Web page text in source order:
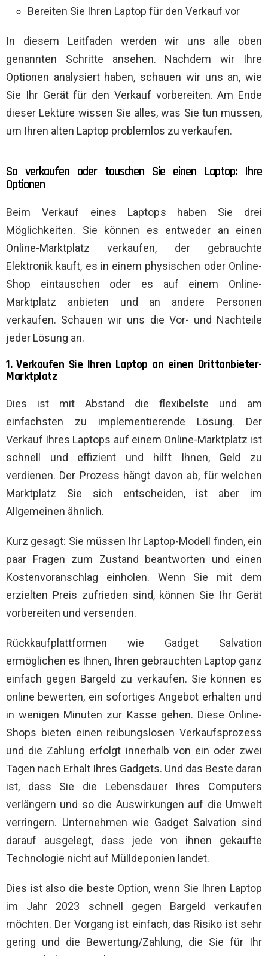
Bereiten Sie Ihren Laptop für den Verkauf vor
In diesem Leitfaden werden wir uns alle oben
genannten Schritte ansehen. Nachdem wir Ihre
Optionen analysiert haben, schauen wir uns an, wie
Sie Ihr Gerät für den Verkauf vorbereiten. Am Ende
dieser Lektüre wissen Sie alles, was Sie tun müssen,
um Ihren alten Laptop problemlos zu verkaufen.
So verkaufen oder tauschen Sie einen Laptop: Ihre
Optionen
Beim Verkauf eines Laptops haben Sie drei
Möglichkeiten. Sie können es entweder an einen
Online-Marktplatz verkaufen, der gebrauchte
Elektronik kauft, es in einem physischen oder Online-
Shop eintauschen oder es auf einem Online-
Marktplatz anbieten und an andere Personen
verkaufen. Schauen wir uns die Vor- und Nachteile
jeder Lösung an.
1. Verkaufen Sie Ihren Laptop an einen Drittanbieter-
Marktplatz
Dies ist mit Abstand die flexibelste und am
einfachsten zu implementierende Lösung. Der
Verkauf Ihres Laptops auf einem Online-Marktplatz ist
schnell und effizient und hilft Ihnen, Geld zu
verdienen. Der Prozess hängt davon ab, für welchen
Marktplatz Sie sich entscheiden, ist aber im
Allgemeinen ähnlich.
Kurz gesagt: Sie müssen Ihr Laptop-Modell finden, ein
paar Fragen zum Zustand beantworten und einen
Kostenvoranschlag einholen. Wenn Sie mit dem
erzielten Preis zufrieden sind, können Sie Ihr Gerät
vorbereiten und versenden.
Rückkaufplattformen wie Gadget Salvation
ermöglichen es Ihnen, Ihren gebrauchten Laptop ganz
einfach gegen Bargeld zu verkaufen. Sie können es
online bewerten, ein sofortiges Angebot erhalten und
in wenigen Minuten zur Kasse gehen. Diese Online-
Shops bieten einen reibungslosen Verkaufsprozess
und die Zahlung erfolgt innerhalb von ein oder zwei
Tagen nach Erhalt Ihres Gadgets. Und das Beste daran
ist, dass Sie die Lebensdauer Ihres Computers
verlängern und so die Auswirkungen auf die Umwelt
verringern. Unternehmen wie Gadget Salvation sind
darauf ausgelegt, dass jede von ihnen gekaufte
Technologie nicht auf Mülldeponien landet.
Dies ist also die beste Option, wenn Sie Ihren Laptop
im Jahr 2023 schnell gegen Bargeld verkaufen
möchten. Der Vorgang ist einfach, das Risiko ist sehr
gering und die Bewertung/Zahlung, die Sie für Ihr